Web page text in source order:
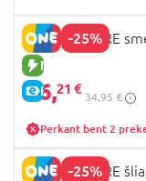
-25%
NAUJA PREKĖ
E-KAINA
MOTHERCARE
26,21 €
34,95 €
Perkant bent 2
-25%
MOTHERCARE